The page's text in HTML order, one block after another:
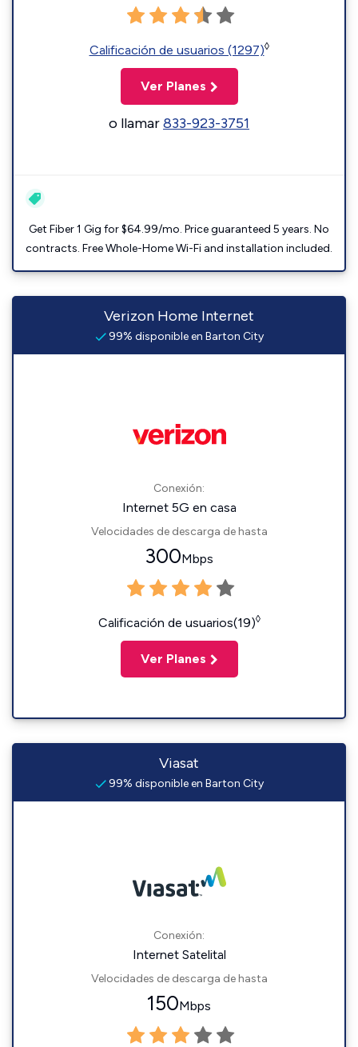
Calificación de usuarios (1297)◊
Ver Planes
o llamar833-923-3751
Get Fiber 1 Gig for $64.99/mo. Price guaranteed 5 years. No
contracts. Free Whole-Home Wi-Fi and installation included.
Verizon Home Internet
99% disponible en Barton City
Conexión:
Internet 5G en casa
Velocidades de descarga de hasta
300Mbps
Calificación de usuarios(19)◊
Ver Planes
Viasat
99% disponible en Barton City
Conexión:
Internet Satelital
Velocidades de descarga de hasta
150Mbps